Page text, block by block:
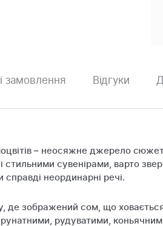
замовлення Відгуки
– неосяжне джерело
сувенірами, варто
неординарні речі.
де зображений сом, що
рудуватими,